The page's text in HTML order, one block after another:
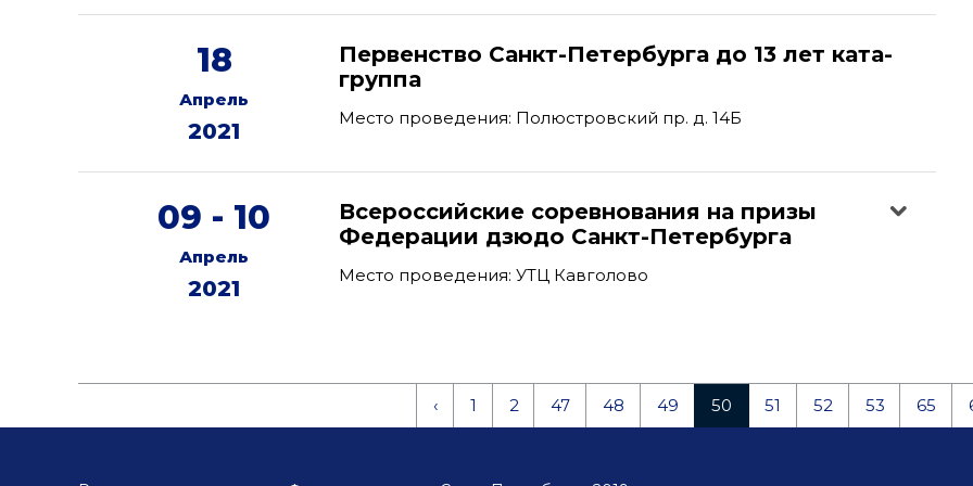
18
Апрель
2021
Первенство Санкт-Петербурга до 13 лет ката-
группа
Место проведения: Полюстровский пр. д. 14Б
09 - 10
Апрель
2021
Всероссийские соревнования на призы
Федерации дзюдо Санкт-Петербурга
Место проведения: УТЦ Кавголово
‹ 1 2 47 48 49 50 51 52 53 65